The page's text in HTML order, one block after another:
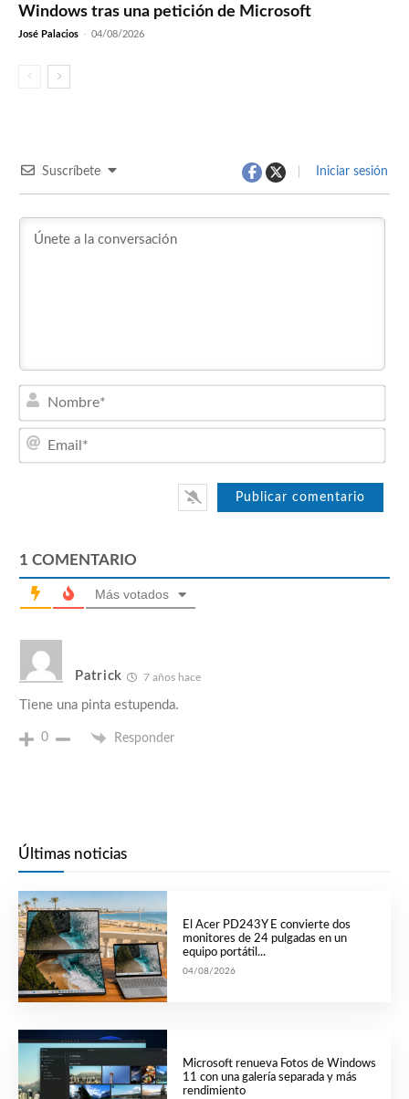
Windows tras una petición de Microsoft
José Palacios - 04/08/2026
Suscríbete Iniciar sesión
1 COMENTARIO
Más votados
Patrick 7 años hace
Tiene una pinta estupenda.
0 Responder
Últimas noticias
El Acer PD243Y E convierte dos
monitores de 24 pulgadas en un
equipo portátil...
04/08/2026
Microsoft renueva Fotos de Windows
11 con una galería separada y más
rendimiento